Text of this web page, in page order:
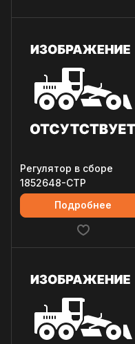
Регулятор в сборе
1852648-CTP
Подробнее